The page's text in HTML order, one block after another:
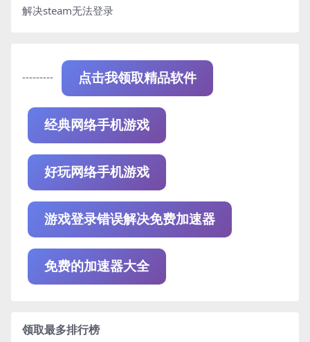
解决steam无法登录
--------- 点击我领取精品软件
经典网络手机游戏
好玩网络手机游戏
游戏登录错误解决免费加速器
免费的加速器大全
领取最多排行榜